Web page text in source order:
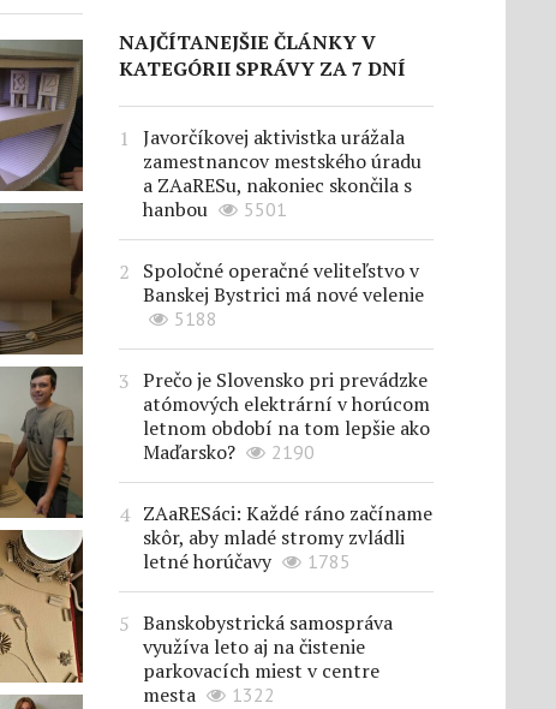
NAJČÍTANEJŠIE ČLÁNKY V
KATEGÓRII SPRÁVY ZA 7 DNÍ
Javorčíkovej aktivistka urážala
zamestnancov mestského úradu
a ZAaRESu, nakoniec skončila s
hanbou
5501
Spoločné operačné veliteľstvo v
Banskej Bystrici má nové velenie
5188
Prečo je Slovensko pri prevádzke
atómových elektrární v horúcom
letnom období na tom lepšie ako
Maďarsko?
2190
ZAaRESáci: Každé ráno začíname
skôr, aby mladé stromy zvládli
letné horúčavy
1785
Banskobystrická samospráva
využíva leto aj na čistenie
parkovacích miest v centre
mesta
1322